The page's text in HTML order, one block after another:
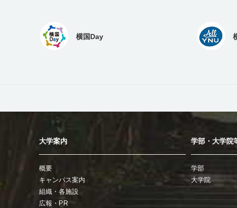
横国Day
大学案内
概要
キャンパス案内
組織・各施設
広報・PR
学部・大学院
学部
大学院